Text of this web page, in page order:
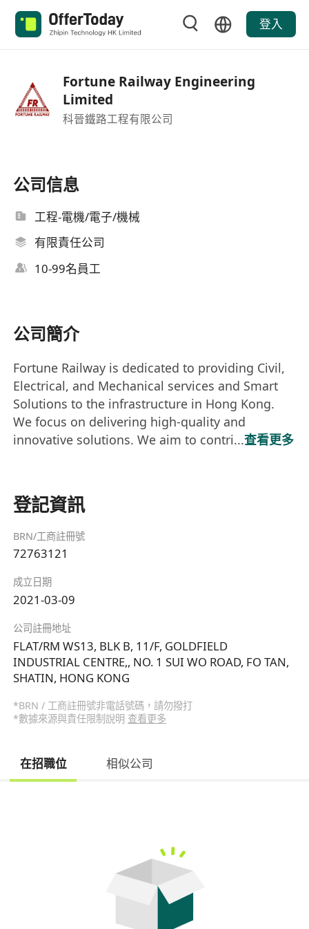
登入
Fortune Railway Engineering
Limited
科晉鐵路工程有限公司
公司信息
工程-電機/電子/機械
有限責任公司
10-99名員工
公司簡介
Fortune Railway is dedicated to providing Civil,
Electrical, and Mechanical services and Smart
Solutions to the infrastructure in Hong Kong.
We focus on delivering high-quality and
innovative solutions. We aim to contri...查看更多
登記資訊
BRN/工商註冊號
72763121
成立日期
2021-03-09
公司註冊地址
FLAT/RM WS13, BLK B, 11/F, GOLDFIELD
INDUSTRIAL CENTRE,, NO. 1 SUI WO ROAD, FO TAN,
SHATIN, HONG KONG
*BRN / 工商註冊號非電話號碼，請勿撥打
*數據來源與責任限制說明 查看更多
在招職位 相似公司